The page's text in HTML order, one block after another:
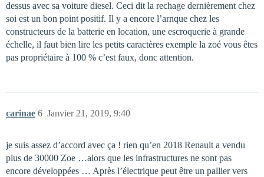
dessus avec sa voiture diesel. Ceci dit la rechage dernièrement chez
soi est un bon point positif. Il y a encore l’arnque chez les
constructeurs de la batterie en location, une escroquerie à grande
échelle, il faut bien lire les petits caractères exemple la zoé vous êtes
pas propriétaire à 100 % c’est faux, donc attention.
carinae Janvier 21, 2019, 9:40
6
je suis assez d’accord avec ça ! rien qu’en 2018 Renault a vendu
plus de 30000 Zoe …alors que les infrastructures ne sont pas
encore développées … Après l’électrique peut être un pallier vers